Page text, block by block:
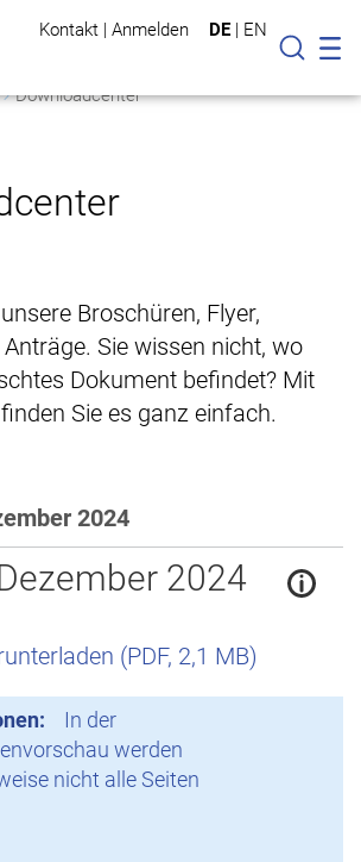
Kontakt | Anmelden DE | EN
Suche
Downloadcenter
Broschüren, Flyer,
Sie wissen nicht, wo
Dokument befindet? Mit
Sie es ganz einfach.
2024
2024
(PDF, 2,1 MB)
In der
werden
nicht alle Seiten